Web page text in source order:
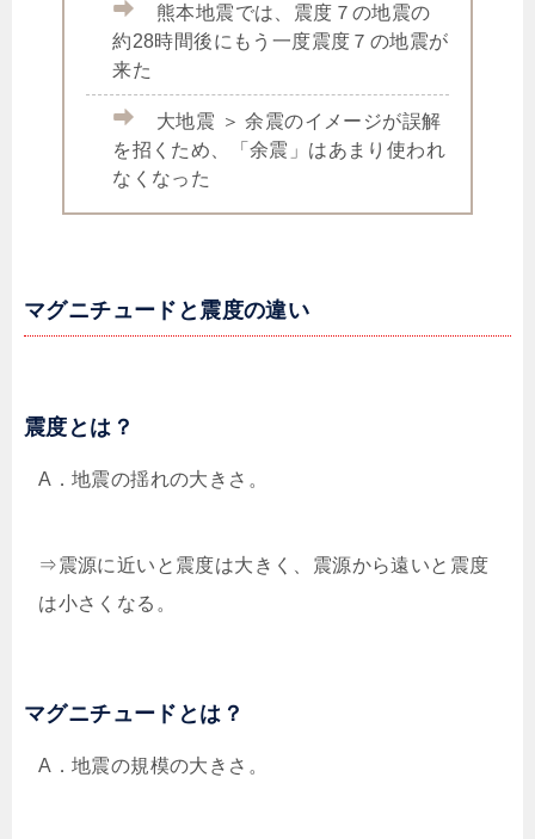
熊本地震では、震度７の地震の
約28時間後にもう一度震度７の地震が
来た
大地震 ＞ 余震のイメージが誤解
を招くため、「余震」はあまり使われ
なくなった
マグニチュードと震度の違い
震度とは？
A．地震の揺れの大きさ。
⇒震源に近いと震度は大きく、震源から遠いと震度
は小さくなる。
マグニチュードとは？
A．地震の規模の大きさ。